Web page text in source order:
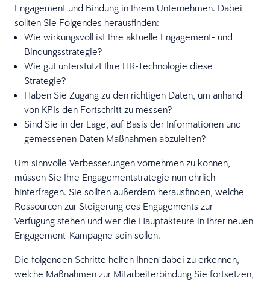
Engagement und Bindung in Ihrem Unternehmen. Dabei
sollten Sie Folgendes herausfinden:
Wie wirkungsvoll ist Ihre aktuelle Engagement- und
Bindungsstrategie?
Wie gut unterstützt Ihre HR-Technologie diese
Strategie?
Haben Sie Zugang zu den richtigen Daten, um anhand
von KPIs den Fortschritt zu messen?
Sind Sie in der Lage, auf Basis der Informationen und
gemessenen Daten Maßnahmen abzuleiten?
Um sinnvolle Verbesserungen vornehmen zu können,
müssen Sie Ihre Engagementstrategie nun ehrlich
hinterfragen. Sie sollten außerdem herausfinden, welche
Ressourcen zur Steigerung des Engagements zur
Verfügung stehen und wer die Hauptakteure in Ihrer neuen
Engagement-Kampagne sein sollen.
Die folgenden Schritte helfen Ihnen dabei zu erkennen,
welche Maßnahmen zur Mitarbeiterbindung Sie fortsetzen,